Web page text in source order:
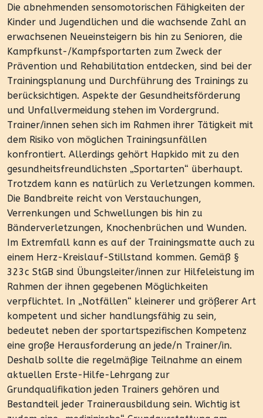
Die abnehmenden sensomotorischen Fähigkeiten der
Kinder und Jugendlichen und die wachsende Zahl an
erwachsenen Neueinsteigern bis hin zu Senioren, die
Kampfkunst-/Kampfsportarten zum Zweck der
Prävention und Rehabilitation entdecken, sind bei der
Trainingsplanung und Durchführung des Trainings zu
berücksichtigen. Aspekte der Gesundheitsförderung
und Unfallvermeidung stehen im Vordergrund.
Trainer/innen sehen sich im Rahmen ihrer Tätigkeit mit
dem Risiko von möglichen Trainingsunfällen
konfrontiert. Allerdings gehört Hapkido mit zu den
gesundheitsfreundlichsten „Sportarten“ überhaupt.
Trotzdem kann es natürlich zu Verletzungen kommen.
Die Bandbreite reicht von Verstauchungen,
Verrenkungen und Schwellungen bis hin zu
Bänderverletzungen, Knochenbrüchen und Wunden.
Im Extremfall kann es auf der Trainingsmatte auch zu
einem Herz-Kreislauf-Stillstand kommen. Gemäß §
323c StGB sind Übungsleiter/innen zur Hilfeleistung im
Rahmen der ihnen gegebenen Möglichkeiten
verpflichtet. In „Notfällen“ kleinerer und größerer Art
kompetent und sicher handlungsfähig zu sein,
bedeutet neben der sportartspezifischen Kompetenz
eine große Herausforderung an jede/n Trainer/in.
Deshalb sollte die regelmäßige Teilnahme an einem
aktuellen Erste-Hilfe-Lehrgang zur
Grundqualifikation jeden Trainers gehören und
Bestandteil jeder Trainerausbildung sein. Wichtig ist